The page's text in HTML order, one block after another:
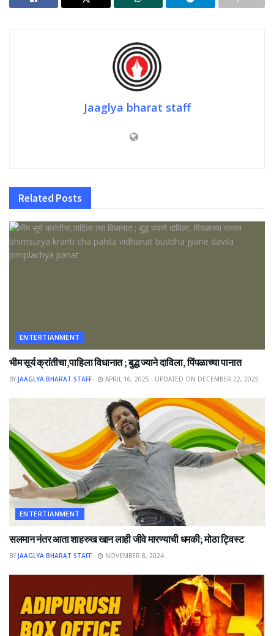
Jaaglya bharat staff
Related Posts
ENTERTIANMENT
भीम सूर्य क्रांतीचा,पाहिला विधानात ; बुद्ध ज्याने दाविला, पिंपळाच्या पानात
BY JAAGLYA BHARAT STAFF APRIL 16, 2025 - UPDATED ON DECEMBER 22, 2025
ENTERTIANMENT
सलमान नंतर आता शाहरुख खान लाही जीवे मारण्याची धमकी; मोठा ट्विस्ट
BY JAAGLYA BHARAT STAFF NOVEMBER 8, 2024